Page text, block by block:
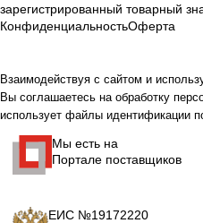
зарегистрированный товарный
КонфиденциальностьОферта
Взаимодействуя с сайтом и
Вы соглашаетесь на обработку
использует файлы идентификации
Мы есть на
Портале поставщиков
ЕИС №19172220